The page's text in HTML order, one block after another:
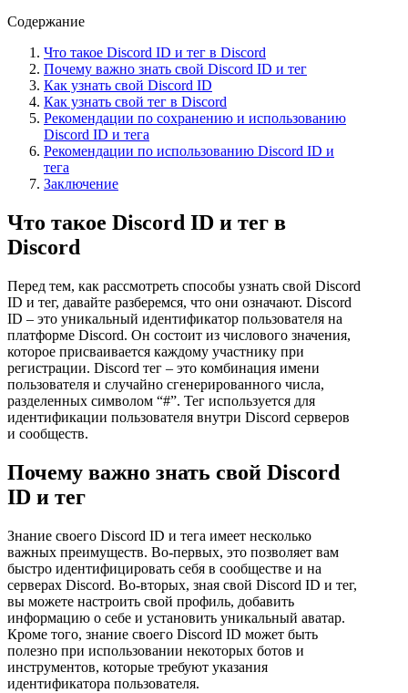
Содержание
Что такое Discord ID и тег в Discord
Почему важно знать свой Discord ID и тег
Как узнать свой Discord ID
Как узнать свой тег в Discord
Рекомендации по сохранению и использованию
Discord ID и тега
Рекомендации по использованию Discord ID и
тега
Заключение
Что такое Discord ID и тег в
Discord
Перед тем, как рассмотреть способы узнать свой Discord
ID и тег, давайте разберемся, что они означают. Discord
ID – это уникальный идентификатор пользователя на
платформе Discord. Он состоит из числового значения,
которое присваивается каждому участнику при
регистрации. Discord тег – это комбинация имени
пользователя и случайно сгенерированного числа,
разделенных символом “#”. Тег используется для
идентификации пользователя внутри Discord серверов
и сообществ.
Почему важно знать свой Discord
ID и тег
Знание своего Discord ID и тега имеет несколько
важных преимуществ. Во-первых, это позволяет вам
быстро идентифицировать себя в сообществе и на
серверах Discord. Во-вторых, зная свой Discord ID и тег,
вы можете настроить свой профиль, добавить
информацию о себе и установить уникальный аватар.
Кроме того, знание своего Discord ID может быть
полезно при использовании некоторых ботов и
инструментов, которые требуют указания
идентификатора пользователя.